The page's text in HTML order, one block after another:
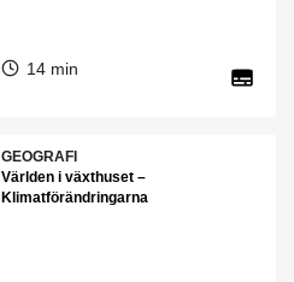
14 min
GEOGRAFI
Världen i växthuset –
Klimatförändringarna